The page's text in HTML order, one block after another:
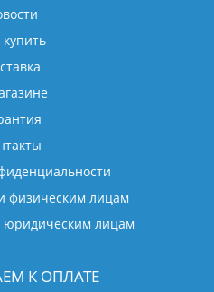
купить
физическим лицам
юридическим лицам
К ОПЛАТЕ